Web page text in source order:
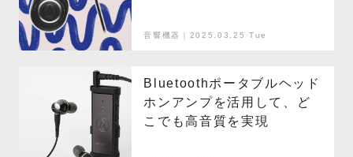
音響機器｜2025.03.25 Tue
Bluetoothポータブルヘッド
ホンアンプを活用して、ど
こでも高音質を実現